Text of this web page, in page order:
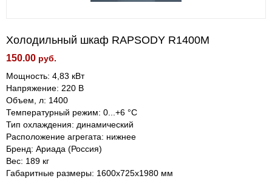
Холодильный шкаф RAPSODY R1400М
150.00 руб.
Мощность: 4,83 кВт
Напряжение: 220 В
Объем, л: 1400
Температурный режим: 0...+6 °С
Тип охлаждения: динамический
Расположение агрегата: нижнее
Бренд: Ариада (Россия)
Вес: 189 кг
Габаритные размеры: 1600x725x1980 мм